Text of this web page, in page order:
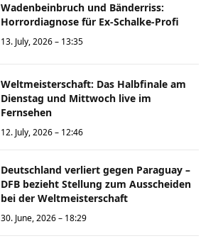
Wadenbeinbruch und Bänderriss:
Horrordiagnose für Ex-Schalke-Profi
13. July, 2026 – 13:35
Weltmeisterschaft: Das Halbfinale am
Dienstag und Mittwoch live im
Fernsehen
12. July, 2026 – 12:46
Deutschland verliert gegen Paraguay –
DFB bezieht Stellung zum Ausscheiden
bei der Weltmeisterschaft
30. June, 2026 – 18:29